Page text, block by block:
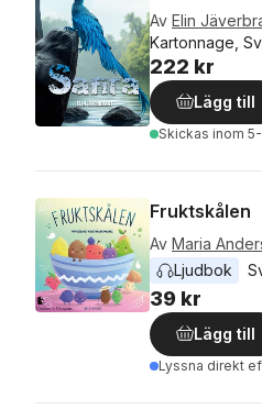
Av Elin
Kartonnage,
222 kr
Lägg till
Skickas inom
Fruktskålen
Av Maria
Ljudbok
39 kr
Lägg till
Lyssna direkt